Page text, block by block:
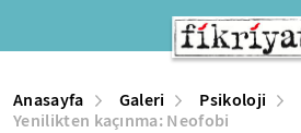
Anasayfa Galeri
Psikoloji
Yenilikten kaçınma: Neofobi